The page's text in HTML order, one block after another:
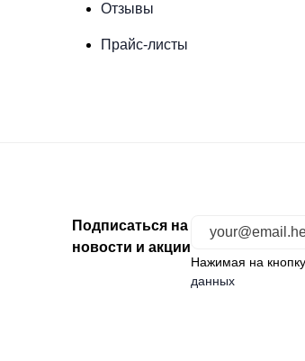
Отзывы
Прайс-листы
Подписаться на
новости и акции
Нажимая на
данных